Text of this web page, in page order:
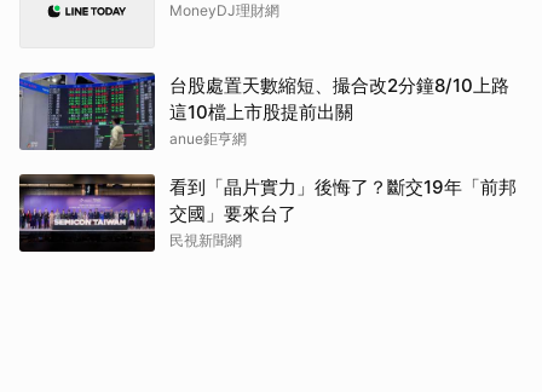
MoneyDJ理財網
台股處置天數縮短、撮合改2分鐘8/10上路
這10檔上市股提前出關
anue鉅亨網
看到「晶片實力」後悔了？斷交19年「前邦
交國」要來台了
民視新聞網